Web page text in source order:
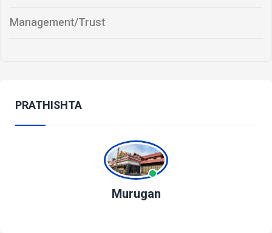
Management/Trust
PRATHISHTA
Murugan